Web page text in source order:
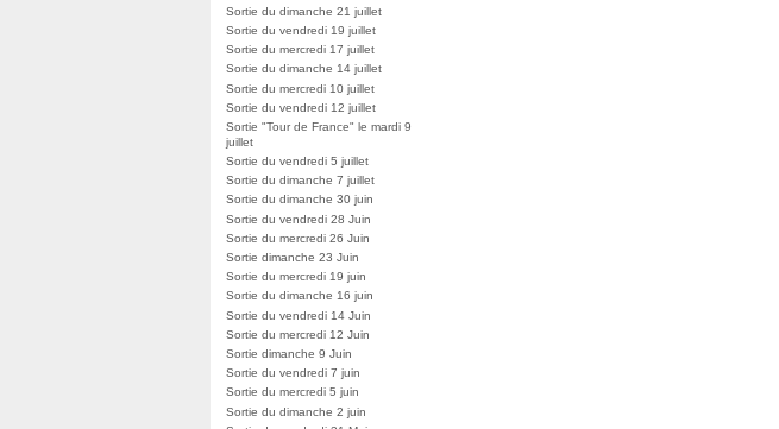
Sortie du dimanche 21 juillet
Sortie du vendredi 19 juillet
Sortie du mercredi 17 juillet
Sortie du dimanche 14 juillet
Sortie du mercredi 10 juillet
Sortie du vendredi 12 juillet
Sortie "Tour de France" le mardi 9
juillet
Sortie du vendredi 5 juillet
Sortie du dimanche 7 juillet
Sortie du dimanche 30 juin
Sortie du vendredi 28 Juin
Sortie du mercredi 26 Juin
Sortie dimanche 23 Juin
Sortie du mercredi 19 juin
Sortie du dimanche 16 juin
Sortie du vendredi 14 Juin
Sortie du mercredi 12 Juin
Sortie dimanche 9 Juin
Sortie du vendredi 7 juin
Sortie du mercredi 5 juin
Sortie du dimanche 2 juin